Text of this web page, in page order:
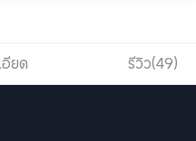
อียด รีวิว(49)